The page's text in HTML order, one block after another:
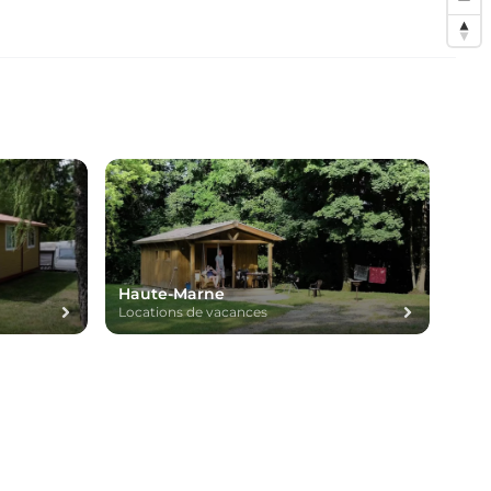
Haute-Marne
Locations de vacances